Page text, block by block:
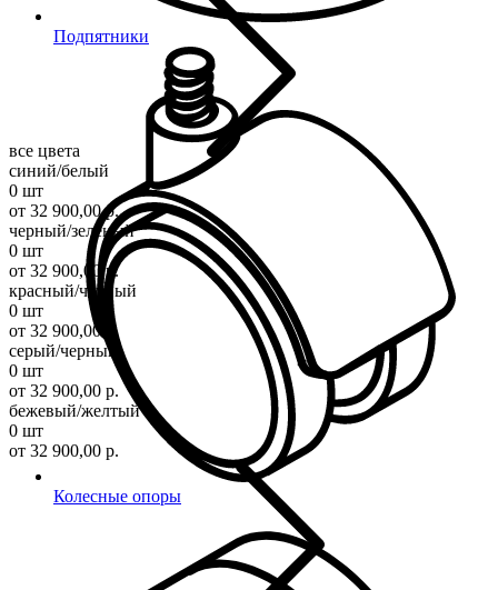
Подпятники
Колесные опоры
все цвета
синий/белый
0 шт
от 32 900,00 р.
черный/зеленый
0 шт
от 32 900,00 р.
красный/черный
0 шт
от 32 900,00 р.
серый/черный
0 шт
от 32 900,00 р.
бежевый/желтый
0 шт
от 32 900,00 р.